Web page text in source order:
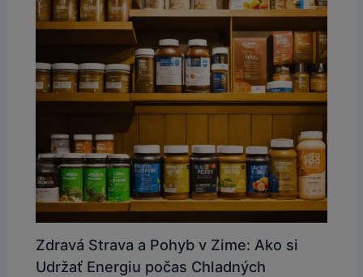
Zdravá Strava a Pohyb v Zime: Ako si
Udržať Energiu počas Chladných